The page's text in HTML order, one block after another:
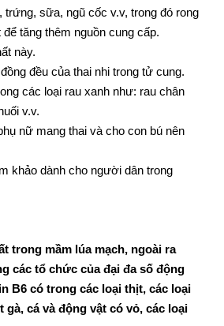
sữa, ngũ cốc v.v, trong đó rong
tăng thêm nguồn cung cấp.
này.
đều của thai nhi trong tử cung.
các loại rau xanh như: rau chân
v.v.
nữ mang thai và cho con bú nên
khảo dành cho người dân trong
trong mầm lúa mạch, ngoài ra
các tổ chức của đại đa số động
B6 có trong các loại thịt, các loại
cá và động vật có vỏ, các loại